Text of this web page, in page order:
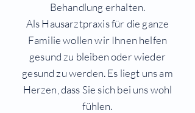
Behandlung erhalten.
Als Hausarztpraxis für die ganze
Familie wollen wir Ihnen helfen
gesund zu bleiben oder wieder
gesund zu werden.Es liegt uns am
Herzen, dass Sie sich bei uns wohl
fühlen.